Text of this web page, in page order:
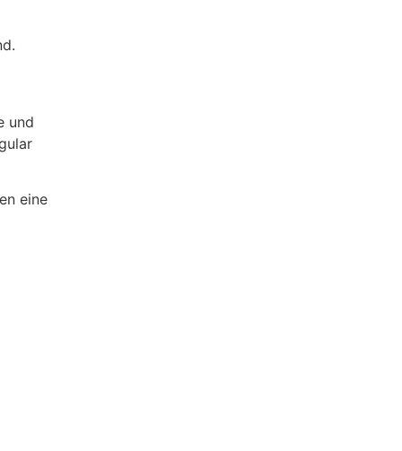
und
eine